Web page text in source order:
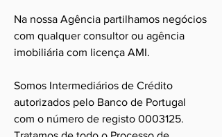
Na nossa Agência partilhamos negócios
com qualquer consultor ou agência
imobiliária com licença AMI.
Somos Intermediários de Crédito
autorizados pelo Banco de Portugal
com o número de registo 0003125.